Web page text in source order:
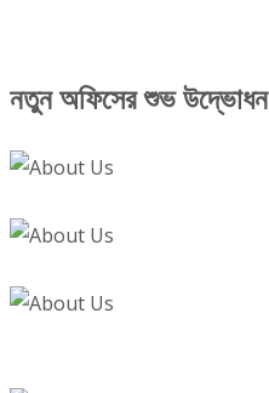
নতুন অফিসের শুভ উদ্ভোধন